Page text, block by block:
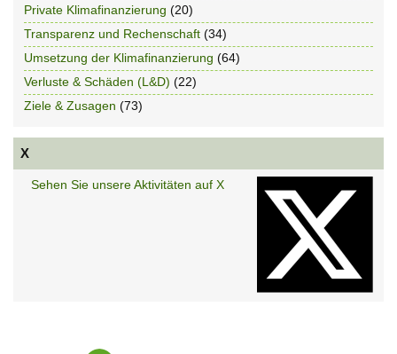
Private Klimafinanzierung (20)
Transparenz und Rechenschaft (34)
Umsetzung der Klimafinanzierung (64)
Verluste & Schäden (L&D) (22)
Ziele & Zusagen (73)
X
Sehen Sie unsere Aktivitäten auf X